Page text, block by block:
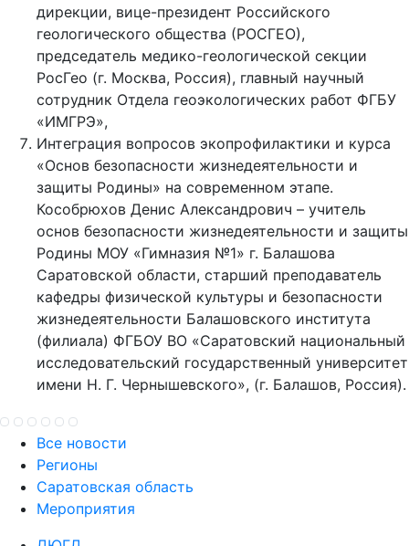
дирекции, вице-президент Российского
геологического общества (РОСГЕО),
председатель медико-геологической секции
РосГео (г. Москва, Россия), главный научный
сотрудник Отдела геоэкологических работ ФГБУ
«ИМГРЭ»,
Интеграция вопросов экопрофилактики и курса
«Основ безопасности жизнедеятельности и
защиты Родины» на современном этапе.
Кособрюхов Денис Александрович – учитель
основ безопасности жизнедеятельности и защиты
Родины МОУ «Гимназия №1» г. Балашова
Саратовской области, старший преподаватель
кафедры физической культуры и безопасности
жизнедеятельности Балашовского института
(филиала) ФГБОУ ВО «Саратовский национальный
исследовательский государственный университет
имени Н. Г. Чернышевского», (г. Балашов, Россия).
Все новости
Регионы
Саратовская область
Мероприятия